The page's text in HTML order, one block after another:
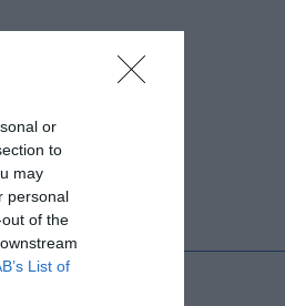
or
to
may
personal
of the
List of